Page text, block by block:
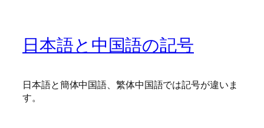
日本語と中国語の記号
日本語と簡体中国語、繁体中国語では記号が違いま
す。